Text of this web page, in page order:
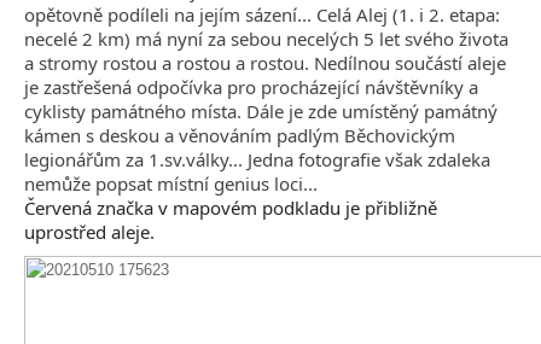
Spolupráce
opětovně podíleli na jejím sázení... Celá Alej (1. i 2. etapa:
necelé 2 km) má nyní za sebou necelých 5 let svého života
a stromy rostou a rostou a rostou. Nedílnou součástí aleje
je zastřešená odpočívka pro procházející návštěvníky a
cyklisty památného místa. Dále je zde umístěný památný
kámen s deskou a věnováním padlým Běchovickým
legionářům za 1.sv.války... Jedna fotografie však zdaleka
nemůže popsat místní genius loci...
Červená značka v mapovém podkladu je přibližně
uprostřed aleje.